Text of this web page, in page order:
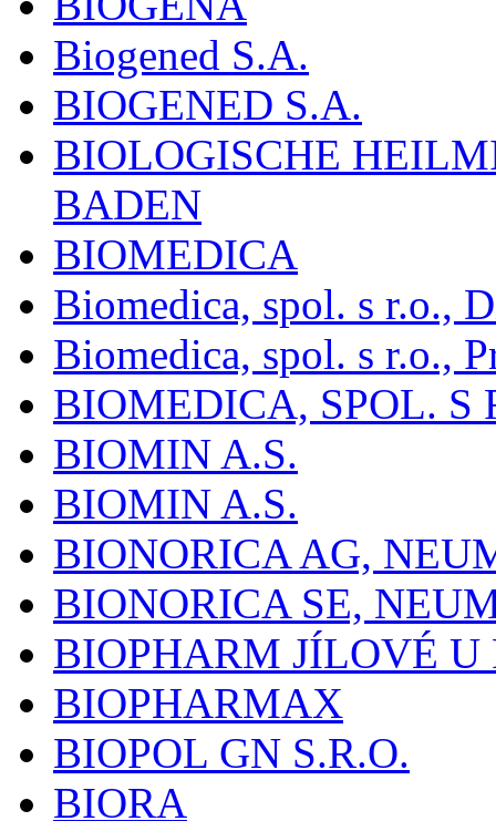
Biogened S.A.
BIOGENED S.A.
BIOLOGISCHE
BADEN
BIOMEDICA
Biomedica, spol. s r.o.,
Biomedica, spol. s r.o.,
BIOMEDICA, SPOL. S
BIOMIN A.S.
BIOMIN A.S.
BIONORICA AG,
BIONORICA SE,
BIOPHARM JÍLOVÉ U
BIOPHARMAX
BIOPOL GN S.R.O.
BIORA